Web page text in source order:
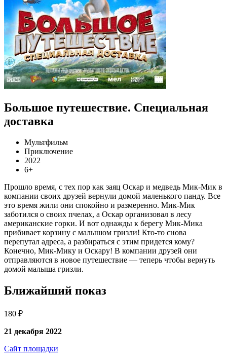
Большое путешествие. Специальная
доставка
Мультфильм
Приключение
2022
6+
Прошло время, с тех пор как заяц Оскар и медведь Мик-Мик в
компании своих друзей вернули домой маленького панду. Все
это время жили они спокойно и размеренно. Мик-Мик
заботился о своих пчелах, а Оскар организовал в лесу
американские горки. И вот однажды к берегу Мик-Мика
прибивает корзину с малышом гризли! Кто-то снова
перепутал адреса, а разбираться с этим придется кому?
Конечно, Мик-Мику и Оскару! В компании друзей они
отправляются в новое путешествие — теперь чтобы вернуть
домой малыша гризли.
Ближайший показ
180 ₽
21 декабря 2022
Сайт площадки